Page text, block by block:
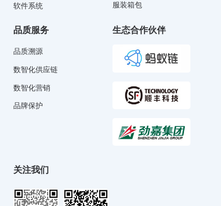
软件系统 服装箱包
品质服务
品质溯源
数智化供应链
数智化营销
品牌保护
生态合作伙伴
关注我们